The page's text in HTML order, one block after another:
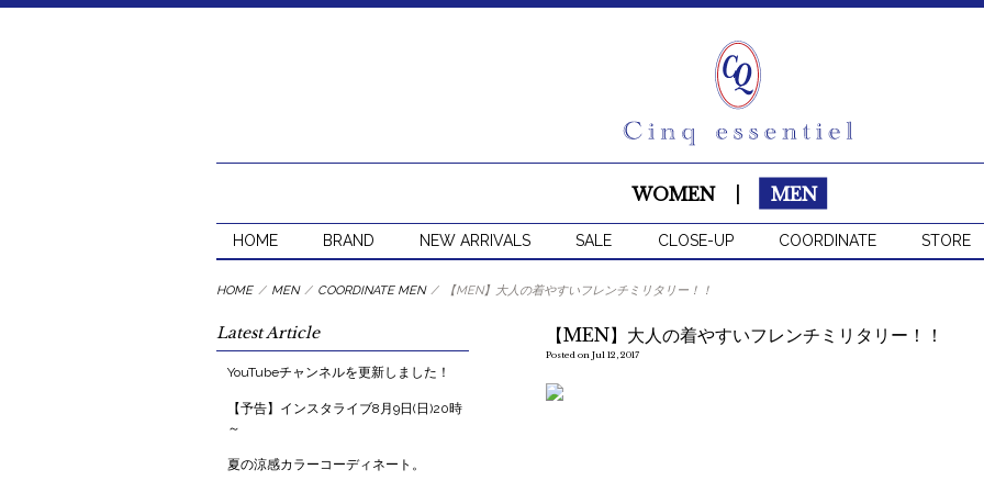
WOMEN MEN
HOME BRAND NEW ARRIVALS SALE CLOSE-UP COORDINATE STORE
HOME / MEN / COORDINATE MEN / 【MEN】大人の着やすいフレンチミリタリー！！
【MEN】大人の着やすいフレンチミリタリー！！
Posted on Jul 12, 2017
Latest Article
YouTubeチャンネルを更新しました！
【予告】インスタライブ8月9日(日)20時
～
夏の涼感カラーコーディネート。